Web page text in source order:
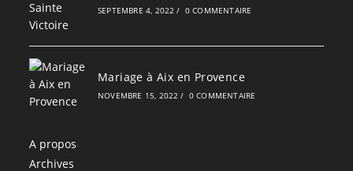
SEPTEMBRE 4, 2022 / 0 COMMENTAIRE
Mariage à Aix en Provence
NOVEMBRE 15, 2022 / 0 COMMENTAIRE
A propos
Archives